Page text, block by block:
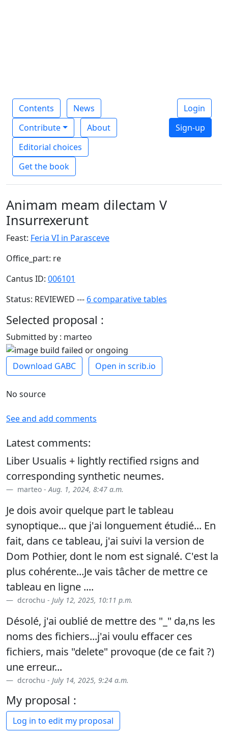
Contents
News
Contribute
About
Editorial choices
Get the book
Login
Sign-up
Animam meam dilectam V
Insurrexerunt
Feast: Feria VI in Parasceve
Office_part: re
Cantus ID: 006101
Status: REVIEWED --- 6 comparative tables
Selected proposal :
Submitted by : marteo
Download GABC Open in scrib.io
No source
See and add comments
Latest comments:
Liber Usualis + lightly rectified rsigns and
corresponding synthetic neumes.
marteo -Aug. 1, 2024, 8:47 a.m.
Je dois avoir quelque part le tableau
synoptique... que j'ai longuement étudié... En
fait, dans ce tableau, j'ai suivi la version de
Dom Pothier, dont le nom est signalé. C'est la
plus cohérente...Je vais tâcher de mettre ce
tableau en ligne ....
dcrochu - July 12, 2025, 10:11 p.m.
Désolé, j'ai oublié de mettre des "_" da,ns les
noms des fichiers...j'ai voulu effacer ces
fichiers, mais "delete" provoque (de ce fait ?)
une erreur...
dcrochu - July 14, 2025, 9:24 a.m.
My proposal :
Log in to edit my proposal